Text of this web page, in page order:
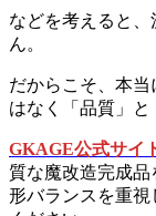
などを考えると
ん。
だからこそ、本
はなく「品質」と
GKAGE公式サイ
質な魔改造完成
形バランスを重